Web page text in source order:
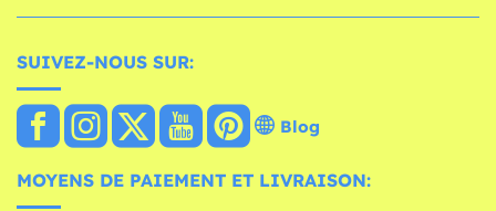
SUIVEZ-NOUS SUR:
Blog
MOYENS DE PAIEMENT ET LIVRAISON: